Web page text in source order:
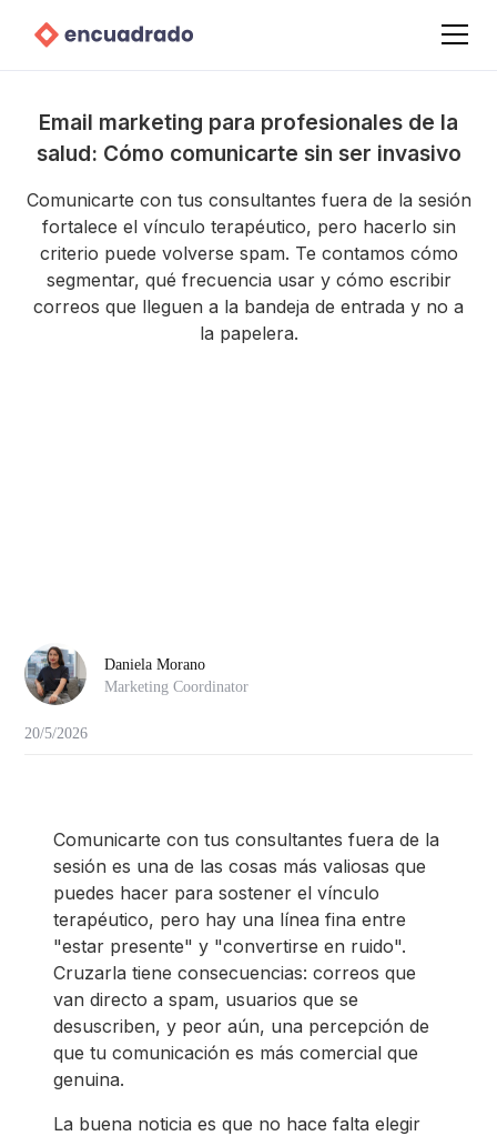
Email marketing para profesionales de la
salud: Cómo comunicarte sin ser invasivo
Comunicarte con tus consultantes fuera de la sesión
fortalece el vínculo terapéutico, pero hacerlo sin
criterio puede volverse spam. Te contamos cómo
segmentar, qué frecuencia usar y cómo escribir
correos que lleguen a la bandeja de entrada y no a
la papelera.
Daniela Morano
Marketing Coordinator
20/5/2026
Comunicarte con tus consultantes fuera de la
sesión es una de las cosas más valiosas que
puedes hacer para sostener el vínculo
terapéutico, pero hay una línea fina entre
"estar presente" y "convertirse en ruido".
Cruzarla tiene consecuencias: correos que
van directo a spam, usuarios que se
desuscriben, y peor aún, una percepción de
que tu comunicación es más comercial que
genuina.
La buena noticia es que no hace falta elegir